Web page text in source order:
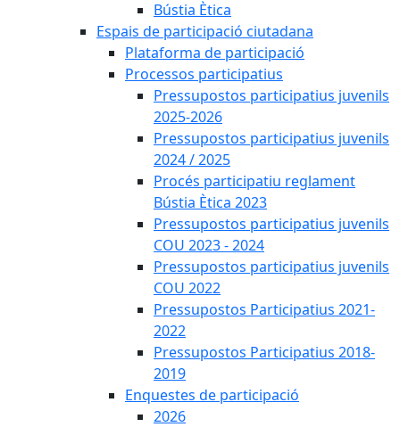
Bústia Ètica
Espais de participació ciutadana
Plataforma de participació
Processos participatius
Pressupostos participatius juvenils
2025-2026
Pressupostos participatius juvenils
2024 / 2025
Procés participatiu reglament
Bústia Ètica 2023
Pressupostos participatius juvenils
COU 2023 - 2024
Pressupostos participatius juvenils
COU 2022
Pressupostos Participatius 2021-
2022
Pressupostos Participatius 2018-
2019
Enquestes de participació
2026